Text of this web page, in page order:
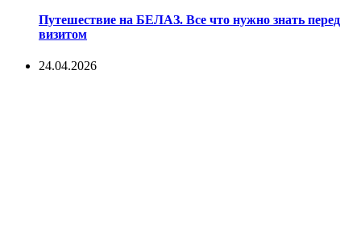
Путешествие на БЕЛАЗ. Все что нужно знать перед
визитом
24.04.2026